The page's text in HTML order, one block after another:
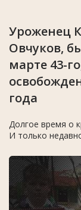
Уроженец
Овчуков,
марте 43-
года
Долгое время о
И только